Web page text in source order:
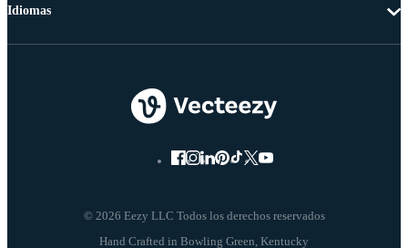
© 2026 Eezy LLC Todos los derechos reservados
Idiomas